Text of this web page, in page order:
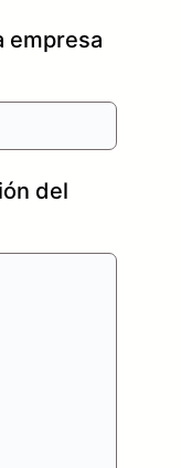
empresa
del